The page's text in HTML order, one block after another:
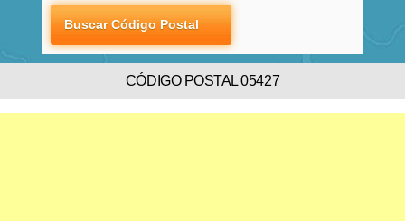
CÓDIGO POSTAL 05427